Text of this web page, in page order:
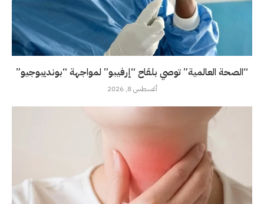
“الصحة العالمية” توصي بلقاح “إرفيبو” لمواجهة “بونديبوجيو”
أغسطس 8, 2026